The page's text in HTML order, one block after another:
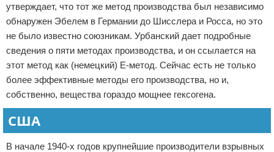
утверждает, что тот же метод производства был независимо
обнаружен Эбелем в Германии до Шисслера и Росса, но это
не было известно союзникам. Урбанский дает подробные
сведения о пяти методах производства, и он ссылается на
этот метод как (немецкий) E-метод. Сейчас есть не только
более эффективные методы его производства, но и,
собственно, вещества гораздо мощнее гексогена.
США
В начале 1940-х годов крупнейшие производители взрывных